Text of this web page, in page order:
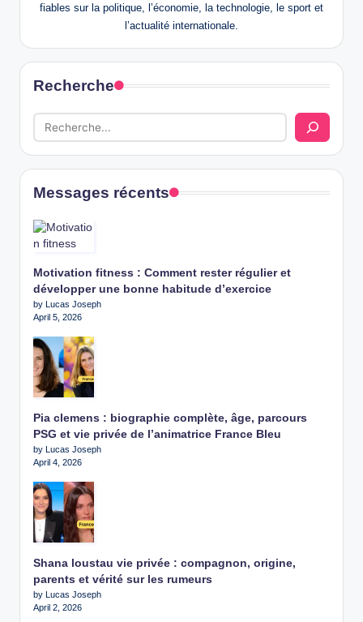
fiables sur la politique, l’économie, la technologie, le sport et
l’actualité internationale.
Recherche
Messages récents
Motivation fitness : Comment rester régulier et
développer une bonne habitude d’exercice
by Lucas Joseph
April 5, 2026
Pia clemens : biographie complète, âge, parcours
PSG et vie privée de l’animatrice France Bleu
by Lucas Joseph
April 4, 2026
Shana loustau vie privée : compagnon, origine,
parents et vérité sur les rumeurs
by Lucas Joseph
April 2, 2026